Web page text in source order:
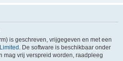
is geschreven, vrijgegeven en met een
. De software is beschikbaar onder
mag vrij verspreid worden, raadpleeg